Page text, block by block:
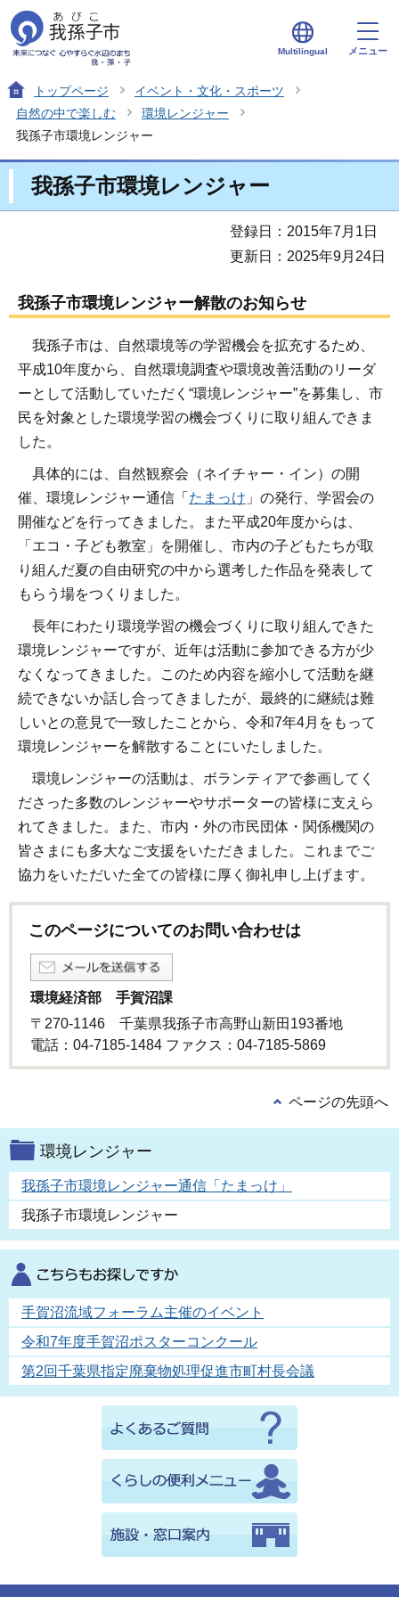
Multilingual メニュー
トップページ
イベント・文化・スポーツ
自然の中で楽しむ
環境レンジャー
我孫子市環境レンジャー
我孫子市環境レンジャー
登録日：2015年7月1日
更新日：2025年9月24日
我孫子市環境レンジャー解散のお知らせ
我孫子市は、自然環境等の学習機会を拡充するため、
平成10年度から、自然環境調査や環境改善活動のリーダ
ーとして活動していただく“環境レンジャー”を募集し、市
民を対象とした環境学習の機会づくりに取り組んできま
した。
具体的には、自然観察会（ネイチャー・イン）の開
催、環境レンジャー通信「 たまっけ 」の発行、学習会の
開催などを行ってきました。また平成20年度からは、
「エコ・子ども教室」を開催し、市内の子どもたちが取
り組んだ夏の自由研究の中から選考した作品を発表して
もらう場をつくりました。
長年にわたり環境学習の機会づくりに取り組んできた
環境レンジャーですが、近年は活動に参加できる方が少
なくなってきました。このため内容を縮小して活動を継
続できないか話し合ってきましたが、最終的に継続は難
しいとの意見で一致したことから、令和7年4月をもって
環境レンジャーを解散することにいたしました。
環境レンジャーの活動は、ボランティアで参画してく
ださった多数のレンジャーやサポーターの皆様に支えら
れてきました。また、市内・外の市民団体・関係機関の
皆さまにも多大なご支援をいただきました。これまでご
協力をいただいた全ての皆様に厚く御礼申し上げます。
このページについてのお問い合わせは
環境経済部 手賀沼課
〒270-1146 千葉県我孫子市高野山新田193番地
電話：04-7185-1484 ファクス：04-7185-5869
ページの先頭へ
環境レンジャー
我孫子市環境レンジャー通信「たまっけ」
我孫子市環境レンジャー
手賀沼流域フォーラム主催のイベント
令和7年度手賀沼ポスターコンクール
第2回千葉県指定廃棄物処理促進市町村長会議